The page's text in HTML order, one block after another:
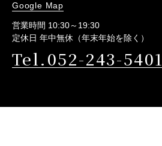
Google Map
営業時間 10:30～19:30
定休日 年中無休（年末年始を除く）
Tel.052-243-5401